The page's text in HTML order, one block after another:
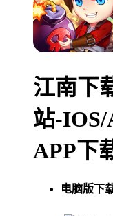
江南下
站-
APP下
电脑版下